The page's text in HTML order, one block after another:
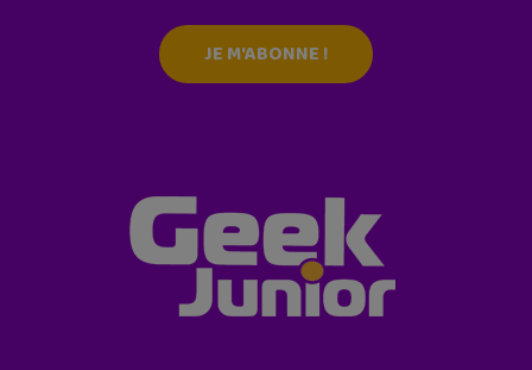
JE M'ABONNE !